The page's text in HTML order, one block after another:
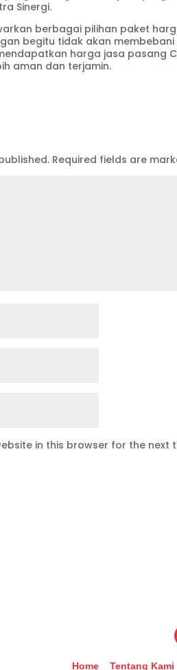
Sinergi.
berbagai pilihan paket
begitu tidak akan
harga jasa pasang
aman dan terjamin.
Required fields are
in this browser for the next
Home Tentang Kami